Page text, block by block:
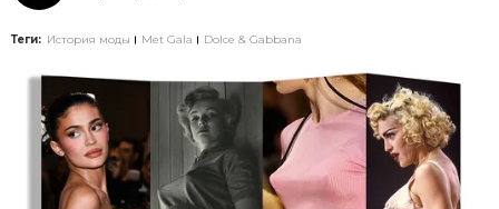
Теги: История моды Met Gala Dolce & Gabbana